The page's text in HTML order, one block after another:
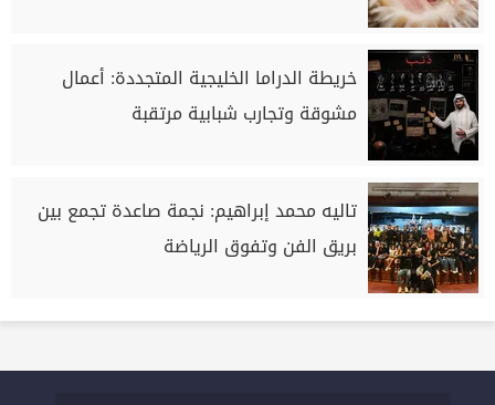
خريطة الدراما الخليجية المتجددة: أعمال
مشوقة وتجارب شبابية مرتقبة
تاليه محمد إبراهيم: نجمة صاعدة تجمع بين
بريق الفن وتفوق الرياضة